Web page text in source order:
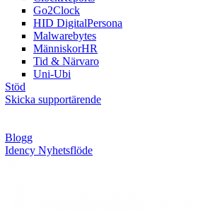
Go2Clock
HID DigitalPersona
Malwarebytes
MänniskorHR
Tid & Närvaro
Uni-Ubi
Stöd
Skicka supportärende
Blogg
Idency Nyhetsflöde